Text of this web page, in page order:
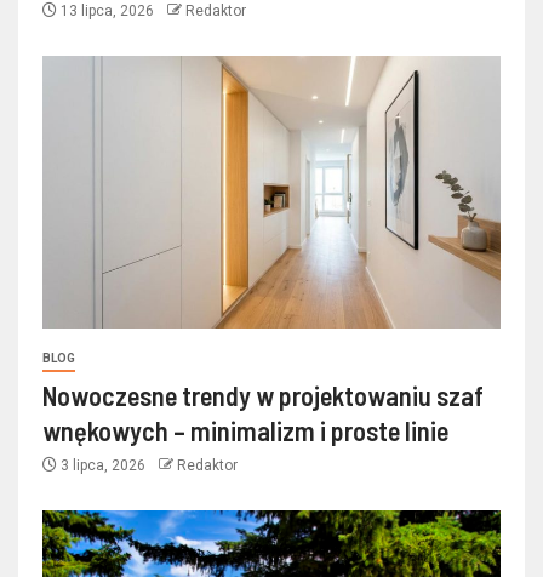
13 lipca, 2026 Redaktor
BLOG
Nowoczesne trendy w projektowaniu szaf
wnękowych – minimalizm i proste linie
3 lipca, 2026 Redaktor